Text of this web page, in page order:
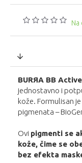
Na
BURЯA BB
jednostavno i
kože. Formulisan
pigmenata –
Ovi pigmenti se
kože, čime se
bez efekta